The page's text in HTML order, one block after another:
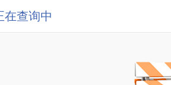
在查询中